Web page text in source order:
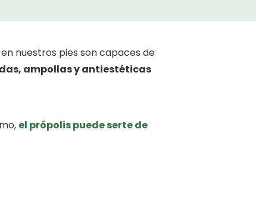
nuestros pies son capaces de
ampollas y antiestéticas
el própolis puede serte de